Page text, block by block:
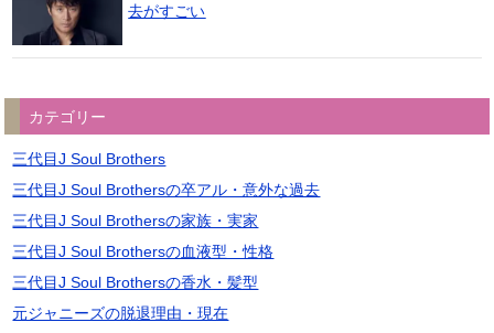
去がすごい
カテゴリー
三代目J Soul Brothers
三代目J Soul Brothersの卒アル・意外な過去
三代目J Soul Brothersの家族・実家
三代目J Soul Brothersの血液型・性格
三代目J Soul Brothersの香水・髪型
元ジャニーズの脱退理由・現在